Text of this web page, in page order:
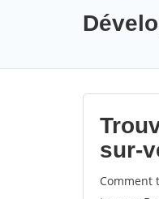
sur-
Comment